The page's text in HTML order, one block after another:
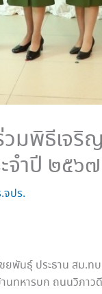
วมพิธีเจ
จำปี ๒๕๖๗
จปร.
พันธุ์ ประธาน สม.
ทหารบก ถนนวิภาว